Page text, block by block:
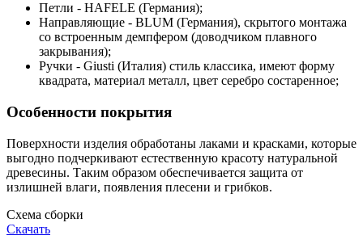
Петли - HAFELE (Германия);
Направляющие - BLUM (Германия), скрытого монтажа
со встроенным демпфером (доводчиком плавного
закрывания);
Ручки - Giusti (Италия) стиль классика, имеют форму
квадрата, материал металл, цвет серебро состаренное;
Особенности покрытия
Поверхности изделия обработаны лаками и красками, которые
выгодно подчеркивают естественную красоту натуральной
древесины. Таким образом обеспечивается защита от
излишней влаги, появления плесени и грибков.
Схема сборки
Скачать